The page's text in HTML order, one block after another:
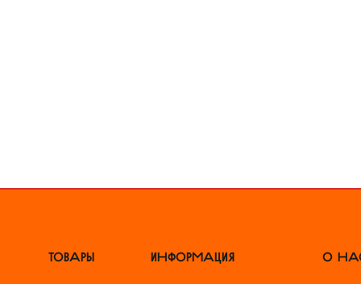
ТОВАРЫ ИНФОРМАЦИЯ О